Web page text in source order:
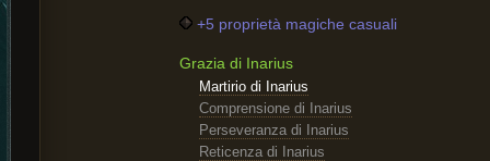
+5 proprietà magiche casuali
Grazia di Inarius
Martirio di Inarius
Comprensione di Inarius
Perseveranza di Inarius
Reticenza di Inarius